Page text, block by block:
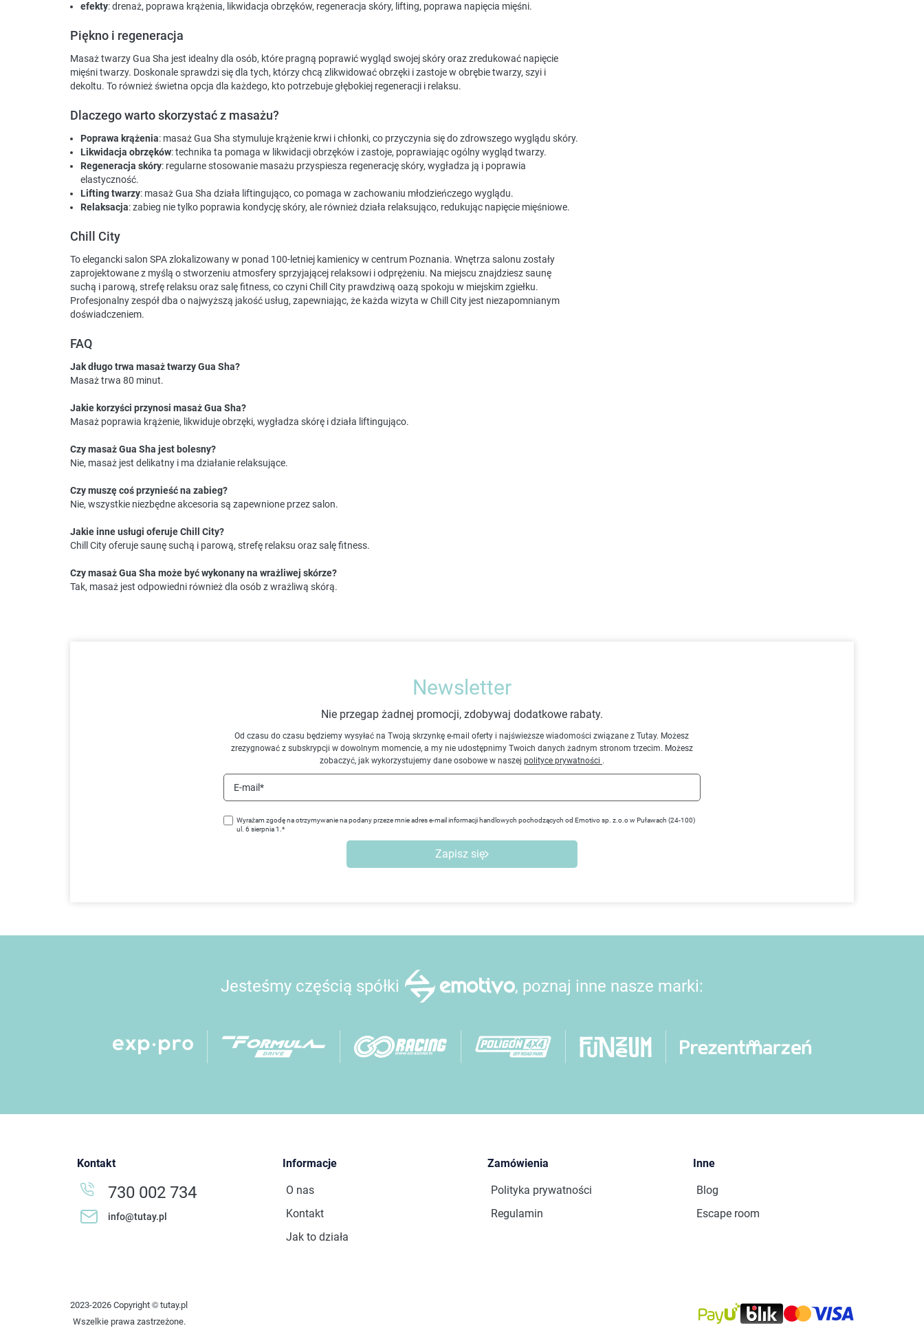
efekty: drenaż, poprawa krążenia, likwidacja obrzęków, regeneracja skóry, lifting, poprawa napięcia mięśni.
Piękno i regeneracja
Masaż twarzy Gua Sha jest idealny dla osób, które pragną poprawić wygląd swojej skóry oraz zredukować napięcie
mięśni twarzy. Doskonale sprawdzi się dla tych, którzy chcą zlikwidować obrzęki i zastoje w obrębie twarzy, szyi i
dekoltu. To również świetna opcja dla każdego, kto potrzebuje głębokiej regeneracji i relaksu.
Dlaczego warto skorzystać z masażu?
Poprawa krążenia: masaż Gua Sha stymuluje krążenie krwi i chłonki, co przyczynia się do zdrowszego wyglądu skóry.
Likwidacja obrzęków: technika ta pomaga w likwidacji obrzęków i zastoje, poprawiając ogólny wygląd twarzy.
Regeneracja skóry: regularne stosowanie masażu przyspiesza regenerację skóry, wygładza ją i poprawia
elastyczność.
Lifting twarzy: masaż Gua Sha działa liftingująco, co pomaga w zachowaniu młodzieńczego wyglądu.
Relaksacja: zabieg nie tylko poprawia kondycję skóry, ale również działa relaksująco, redukując napięcie mięśniowe.
Chill City
To elegancki salon SPA zlokalizowany w ponad 100-letniej kamienicy w centrum Poznania. Wnętrza salonu zostały
zaprojektowane z myślą o stworzeniu atmosfery sprzyjającej relaksowi i odprężeniu. Na miejscu znajdziesz saunę
suchą i parową, strefę relaksu oraz salę fitness, co czyni Chill City prawdziwą oazą spokoju w miejskim zgiełku.
Profesjonalny zespół dba o najwyższą jakość usług, zapewniając, że każda wizyta w Chill City jest niezapomnianym
doświadczeniem.
FAQ
Jak długo trwa masaż twarzy Gua Sha?
Masaż trwa 80 minut.
Jakie korzyści przynosi masaż Gua Sha?
Masaż poprawia krążenie, likwiduje obrzęki, wygładza skórę i działa liftingująco.
Czy masaż Gua Sha jest bolesny?
Nie, masaż jest delikatny i ma działanie relaksujące.
Czy muszę coś przynieść na zabieg?
Nie, wszystkie niezbędne akcesoria są zapewnione przez salon.
Jakie inne usługi oferuje Chill City?
Chill City oferuje saunę suchą i parową, strefę relaksu oraz salę fitness.
Czy masaż Gua Sha może być wykonany na wrażliwej skórze?
Tak, masaż jest odpowiedni również dla osób z wrażliwą skórą.
Newsletter
Nie przegap żadnej promocji, zdobywaj dodatkowe rabaty.
Od czasu do czasu będziemy wysyłać na Twoją skrzynkę e-mail oferty i najświeższe wiadomości związane z Tutay. Możesz
zrezygnować z subskrypcji w dowolnym momencie, a my nie udostępnimy Twoich danych żadnym stronom trzecim. Możesz
zobaczyć, jak wykorzystujemy dane osobowe w naszej polityce prywatności .
E-mail*
Wyrażam zgodę na otrzymywanie na podany przeze mnie adres e-mail informacji handlowych pochodzących od Emotivo sp. z.o.o w Puławach (24-100)
ul. 6 sierpnia 1.*
Zapisz się
Jesteśmy częścią spółki , poznaj inne nasze marki:
Kontakt
730 002 734
info@tutay.pl
Informacje
O nas
Kontakt
Jak to działa
Zamówienia
Polityka prywatności
Regulamin
Inne
Blog
Escape room
2023-2026 Copyright © tutay.pl
Wszelkie prawa zastrzeżone.